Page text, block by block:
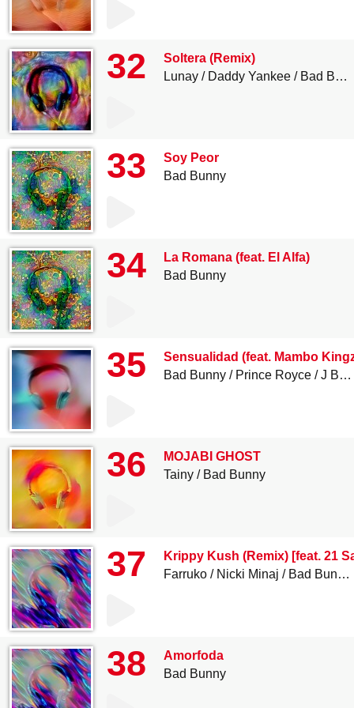
32
Soltera (Remix)
Lunay
Daddy Yankee Bad Bunny
33
Soy Peor
Bad Bunny
34
La Romana (feat. El Alfa)
Bad Bunny
35
Sensualidad (feat. Mambo
Bad Bunny
Prince Royce J Balvin
36
MOJABI GHOST
Tainy
Bad Bunny
37
Krippy Kush (Remix) [feat. 21
Farruko
Nicki Minaj Bad Bunny (feat. 21 Savage
38
Amorfoda
Bad Bunny